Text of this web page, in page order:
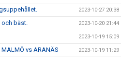
2023-10-27 20:38
och bäst. 2023-10-20 21:44
2023-10-19 15:09
MALMÖ vs ARANÄS 2023-10-19 11:29